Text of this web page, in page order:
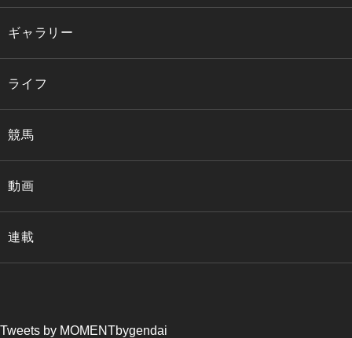
ギャラリー
ライフ
競馬
動画
連載
Tweets by MOMENTbygendai